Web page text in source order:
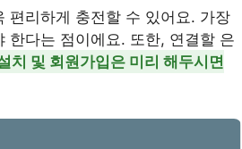
편리하게 충전할 수 있어요. 가장
한다는 점이에요. 또한, 연결할 은
치 및 회원가입은 미리 해두시면